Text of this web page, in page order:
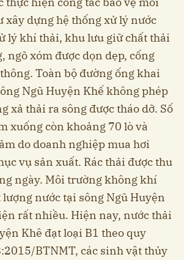
xây dựng hệ thống xử lý nước
lý khí thải, khu lưu giữ chất thải
ngõ xóm được dọn dẹp, cống
Toàn bộ đường ống khai
Ngũ Huyện Khế không phép
xả thải ra sông được tháo dỡ. Số
xuống còn khoảng 70 lò và
do doanh nghiệp mua hơi
vụ sản xuất. Rác thải được thu
ngày. Môi trường không khí
nước tại sông Ngũ Huyện
rất nhiều. Hiện nay, nước thải
Khê đạt loại B1 theo quy
BTNMT, các sinh vật thủy